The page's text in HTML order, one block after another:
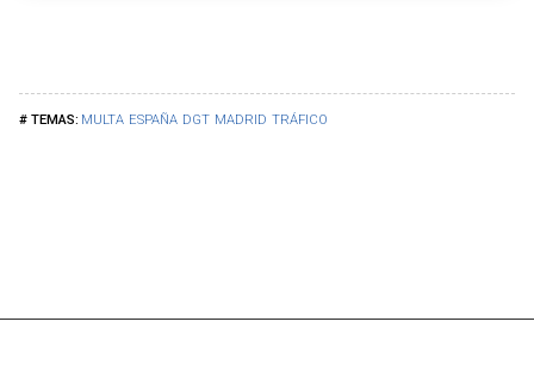
MULTA ESPAÑA DGT MADRID TRÁFICO